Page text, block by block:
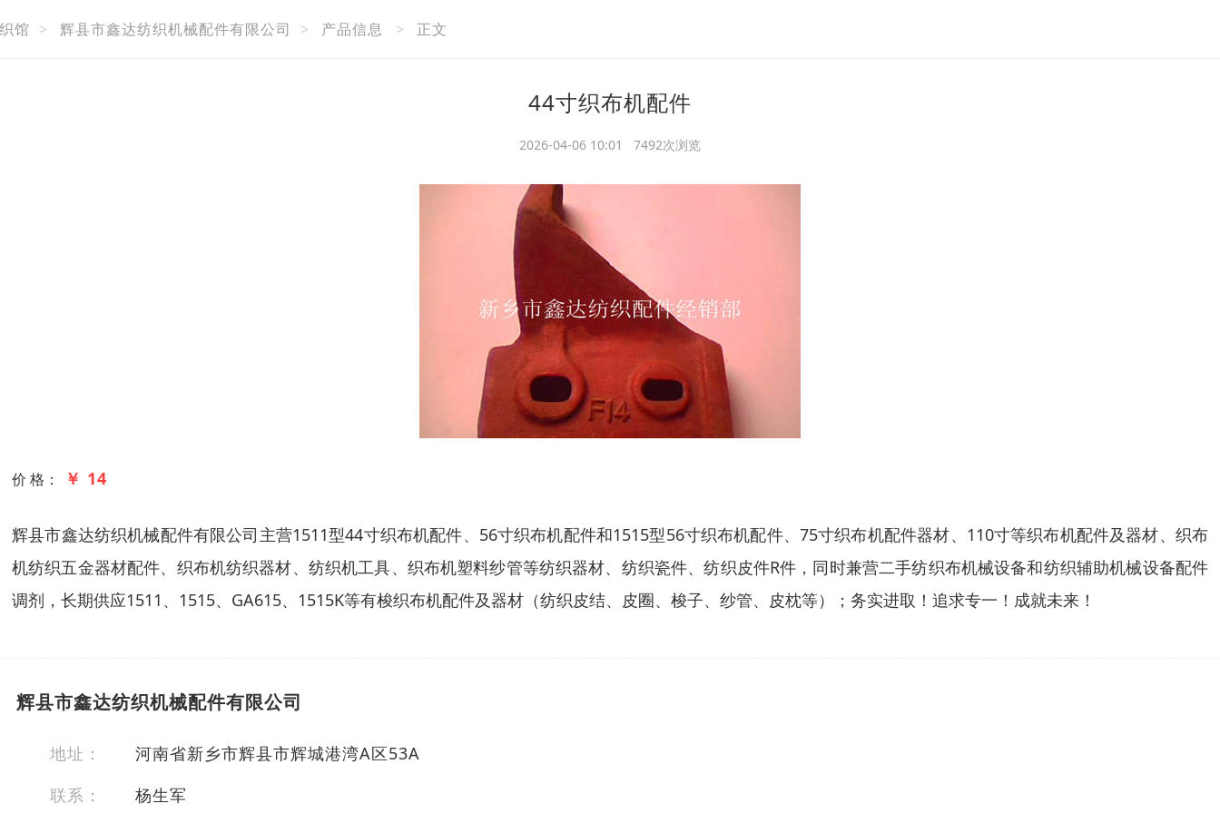
馆 > 辉县市鑫达纺织机械配件有限公司 > 产品信息 > 正文
44寸织布机配件
2026-04-06 10:01 7492次浏览
价 格： ￥ 14
辉县市鑫达纺织机械配件有限公司主营1511型44寸织布机配件、56寸织布机配件和1515型56寸织布机配件、75寸织布机配件器材、110寸等织布机配件及器材、织布
机纺织五金器材配件、织布机纺织器材、纺织机工具、织布机塑料纱管等纺织器材、纺织瓷件、纺织皮件R件，同时兼营二手纺织布机械设备和纺织辅助机械设备配件
调剂，长期供应1511、1515、GA615、1515K等有梭织布机配件及器材（纺织皮结、皮圈、梭子、纱管、皮枕等）；务实进取！追求专一！成就未来！
辉县市鑫达纺织机械配件有限公司
地址：
河南省新乡市辉县市辉城港湾A区53A
联系：
杨生军